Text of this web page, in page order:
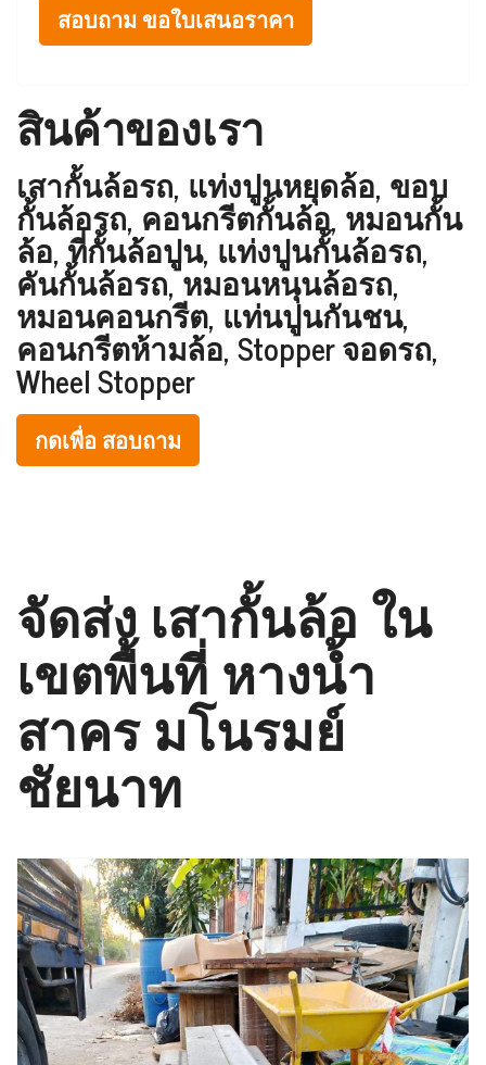
สอบถาม ขอใบเสนอราคา
สินค้าของเรา
เสากั้นล้อรถ, แท่งปูนหยุดล้อ, ขอบ
กั้นล้อรถ, คอนกรีตกั้นล้อ, หมอนกั้น
ล้อ, ที่กั้นล้อปูน, แท่งปูนกั้นล้อรถ,
คันกั้นล้อรถ, หมอนหนุนล้อรถ,
หมอนคอนกรีต, แท่นปูนกันชน,
คอนกรีตห้ามล้อ, Stopper จอดรถ,
Wheel Stopper
กดเพื่อ สอบถาม
จัดส่ง เสากั้นล้อ ใน
เขตพื้นที่ หางน้ำ
สาคร มโนรมย์
ชัยนาท